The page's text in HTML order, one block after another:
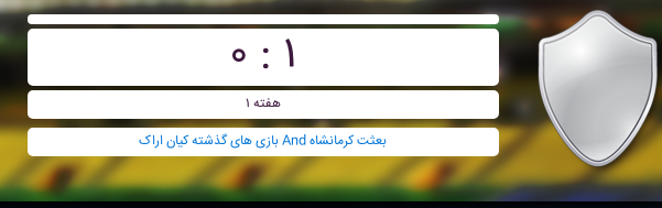
۰ : ۱
هفته ۱
بازی های گذشته کيان اراک And بعثت کرمانشاه